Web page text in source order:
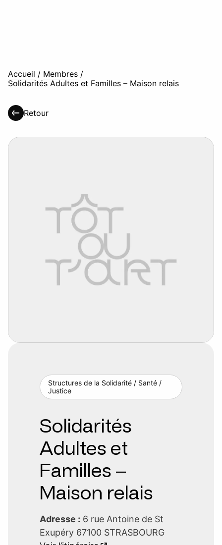
Accueil / Membres /
Solidarités Adultes et Familles – Maison relais
Retour
Structures de la Solidarité / Santé /
Justice
Solidarités
Adultes et
Familles –
Maison relais
Adresse : 6 rue Antoine de St
Exupéry 67100 STRASBOURG